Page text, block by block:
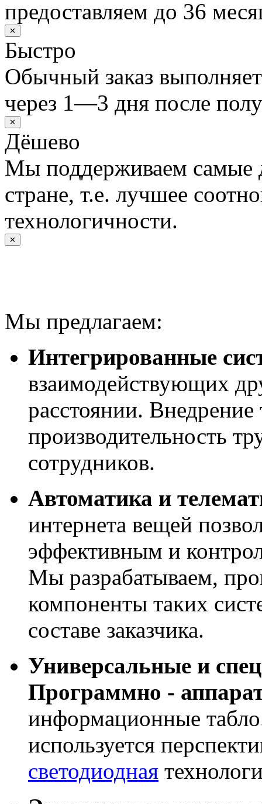
предоставляем до 36
✕
Быстро
Обычный заказ
через 1—3 дня после
✕
Дёшево
Мы поддерживаем самые
стране, т.е. лучшее
технологичности.
✕
Мы предлагаем:
Интегрированные
взаимодействующих
расстоянии.
производительность
сотрудников.
Автоматика и
интернета вещей
эффективным и
Мы разрабатываем,
компоненты таких
составе заказчика.
Универсальные и
Программно -
информационные
используется
светодиодная